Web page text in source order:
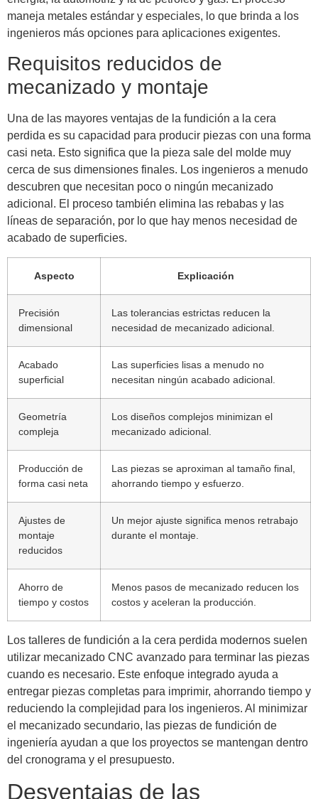
maneja metales estándar y especiales, lo que brinda a los
ingenieros más opciones para aplicaciones exigentes.
Requisitos reducidos de
mecanizado y montaje
Una de las mayores ventajas de la fundición a la cera
perdida es su capacidad para producir piezas con una forma
casi neta. Esto significa que la pieza sale del molde muy
cerca de sus dimensiones finales. Los ingenieros a menudo
descubren que necesitan poco o ningún mecanizado
adicional. El proceso también elimina las rebabas y las
líneas de separación, por lo que hay menos necesidad de
acabado de superficies.
Aspecto Explicación
Precisión
dimensional
Las tolerancias estrictas reducen la
necesidad de mecanizado adicional.
Acabado
superficial
Las superficies lisas a menudo no
necesitan ningún acabado adicional.
Geometría
compleja
Los diseños complejos minimizan el
mecanizado adicional.
Producción de
forma casi neta
Las piezas se aproximan al tamaño final,
ahorrando tiempo y esfuerzo.
Ajustes de
montaje
reducidos
Un mejor ajuste significa menos retrabajo
durante el montaje.
Ahorro de
tiempo y costos
Menos pasos de mecanizado reducen los
costos y aceleran la producción.
Los talleres de fundición a la cera perdida modernos suelen
utilizar mecanizado CNC avanzado para terminar las piezas
cuando es necesario. Este enfoque integrado ayuda a
entregar piezas completas para imprimir, ahorrando tiempo y
reduciendo la complejidad para los ingenieros. Al minimizar
el mecanizado secundario, las piezas de fundición de
ingeniería ayudan a que los proyectos se mantengan dentro
del cronograma y el presupuesto.
Desventajas de las